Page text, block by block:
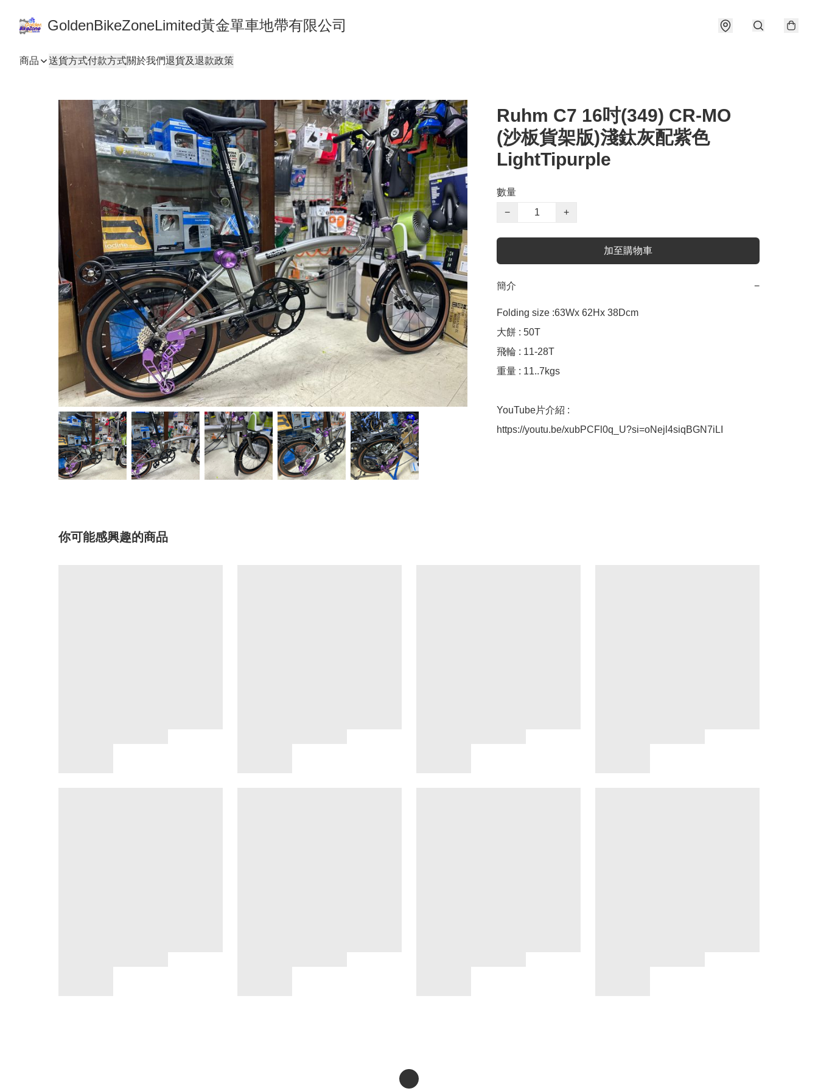
GoldenBikeZoneLimited黃金單車地帶有限公司
商品 送貨方式付款方式關於我們退貨及退款政策
Ruhm C7 16吋(349) CR-MO
(沙板貨架版)淺鈦灰配紫色
LightTipurple
數量
−
+
加至購物車
簡介 −
Folding size :63Wx 62Hx 38Dcm
大餅 : 50T
飛輪 : 11-28T
重量 : 11..7kgs
YouTube片介紹 :
你可能感興趣的商品